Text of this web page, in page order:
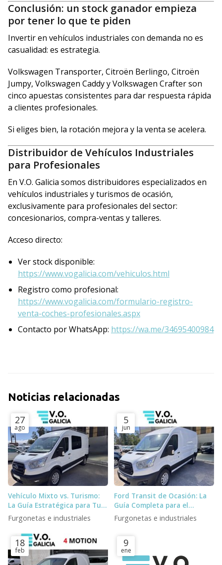
Conclusión: un stock ganador empieza
por tener lo que te piden
Invertir en vehículos industriales con demanda no es
casualidad: es estrategia.
Volkswagen Transporter, Citroën Berlingo, Citroën
Jumpy, Volkswagen Caddy y Volkswagen Crafter son
cinco apuestas consistentes para dar respuesta rápida
a clientes profesionales.
Si eliges bien, la rotación mejora y la venta se acelera.
Distribuidor de Vehículos Industriales
para Profesionales
En V.O. Galicia somos distribuidores especializados en
vehículos industriales y turismos de ocasión,
exclusivamente para profesionales del sector:
concesionarios, compra-ventas y talleres.
Acceso directo:
Ver stock disponible:
https://www.vogalicia.com/vehiculos.html
Registro como profesional:
https://www.vogalicia.com/formulario-registro-
venta-coches-profesionales.aspx
Contacto por WhatsApp: https://wa.me/34695400984
Noticias relacionadas
27
ago
Vehículo Mixto vs. Turismo:
La Guía Estratégica para Tu
Negocio
Furgonetas e industriales
5
jun
Ford Transit de Ocasión: La
Guía Completa para el
Profesional Exigente
Furgonetas e industriales
18
feb
9
ene